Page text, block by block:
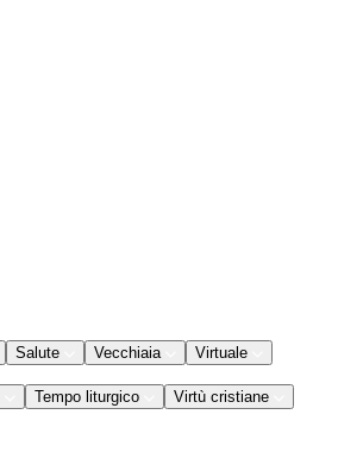
Salute Vecchiaia Virtuale
Tempo liturgico Virtù cristiane